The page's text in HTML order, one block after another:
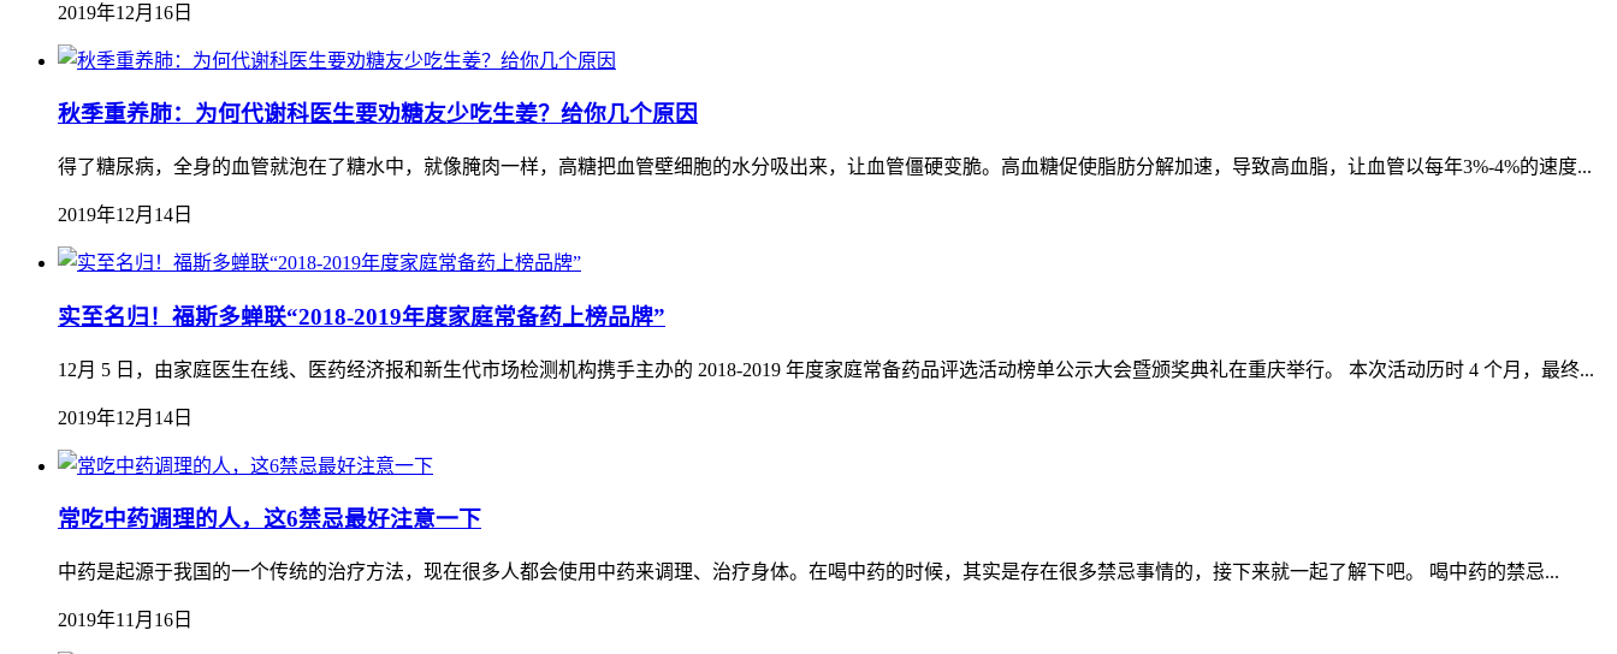
2019年12月16日
秋季重养肺：为何代谢科医生要劝糖友少吃生姜？给你几个原因
得了糖尿病，全身的血管就泡在了糖水中，就像腌肉一样，高糖把血管壁细胞的水分吸出来，让血管僵硬变脆。高血糖促使脂肪分解加速，导致高血脂，让血管以每年3%-4%的速度...
2019年12月14日
实至名归！福斯多蝉联“2018-2019年度家庭常备药上榜品牌”
12月 5 日，由家庭医生在线、医药经济报和新生代市场检测机构携手主办的 2018-2019 年度家庭常备药品评选活动榜单公示大会暨颁奖典礼在重庆举行。 本次活动历时 4 个月，最终...
2019年12月14日
常吃中药调理的人，这6禁忌最好注意一下
中药是起源于我国的一个传统的治疗方法，现在很多人都会使用中药来调理、治疗身体。在喝中药的时候，其实是存在很多禁忌事情的，接下来就一起了解下吧。 喝中药的禁忌...
2019年11月16日